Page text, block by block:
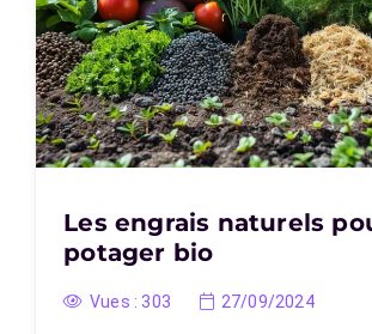
Les engrais naturels
potager bio
Vues : 303 27/09/2024